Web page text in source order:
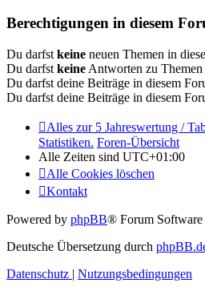
Berechtigungen in diesem
Du darfst keine neuen Themen in
Du darfst keine Antworten zu
Du darfst deine Beiträge in diesem
Du darfst deine Beiträge in diesem
Alles zur 5 Jahreswertung /
Statistiken. Foren-Übersicht
Alle Zeiten sind UTC+01:00
Alle Cookies löschen
Kontakt
Powered by phpBB® Forum
Deutsche Übersetzung durch
Datenschutz | Nutzungsbedingungen